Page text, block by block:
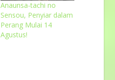
Anaunsa-tachi no
Sensou, Penyiar dalam
Perang Mulai 14
Agustus!